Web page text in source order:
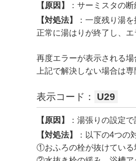
【原因】
：サーミスタの
【対処法】
：一度残り湯
正常に湯はりが終了し、
再度エラーが表示される
上記で解決しない場合は
表示コード： U29
【原因】
：湯張りの設定
【対処法】
：以下の4つの
①おふろの栓が抜けている